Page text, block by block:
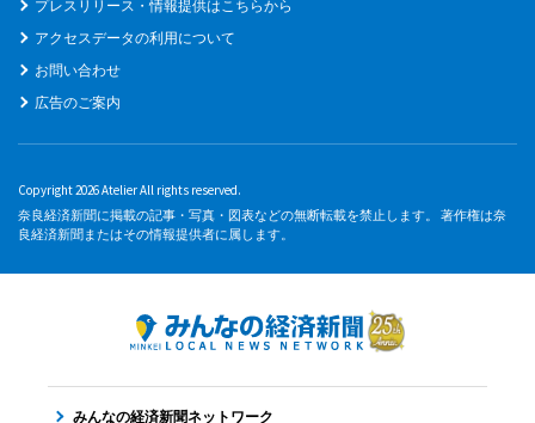
プレスリリース・情報提供はこちらから
アクセスデータの利用について
お問い合わせ
広告のご案内
Copyright 2026 Atelier All rights reserved.
奈良経済新聞に掲載の記事・写真・図表などの無断転載を禁止します。 著作権は奈
良経済新聞またはその情報提供者に属します。
みんなの経済新聞ネットワーク